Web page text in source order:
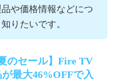
や価格情報などにつ
りたいです。
のセール】Fire TV
最大46%OFFで入